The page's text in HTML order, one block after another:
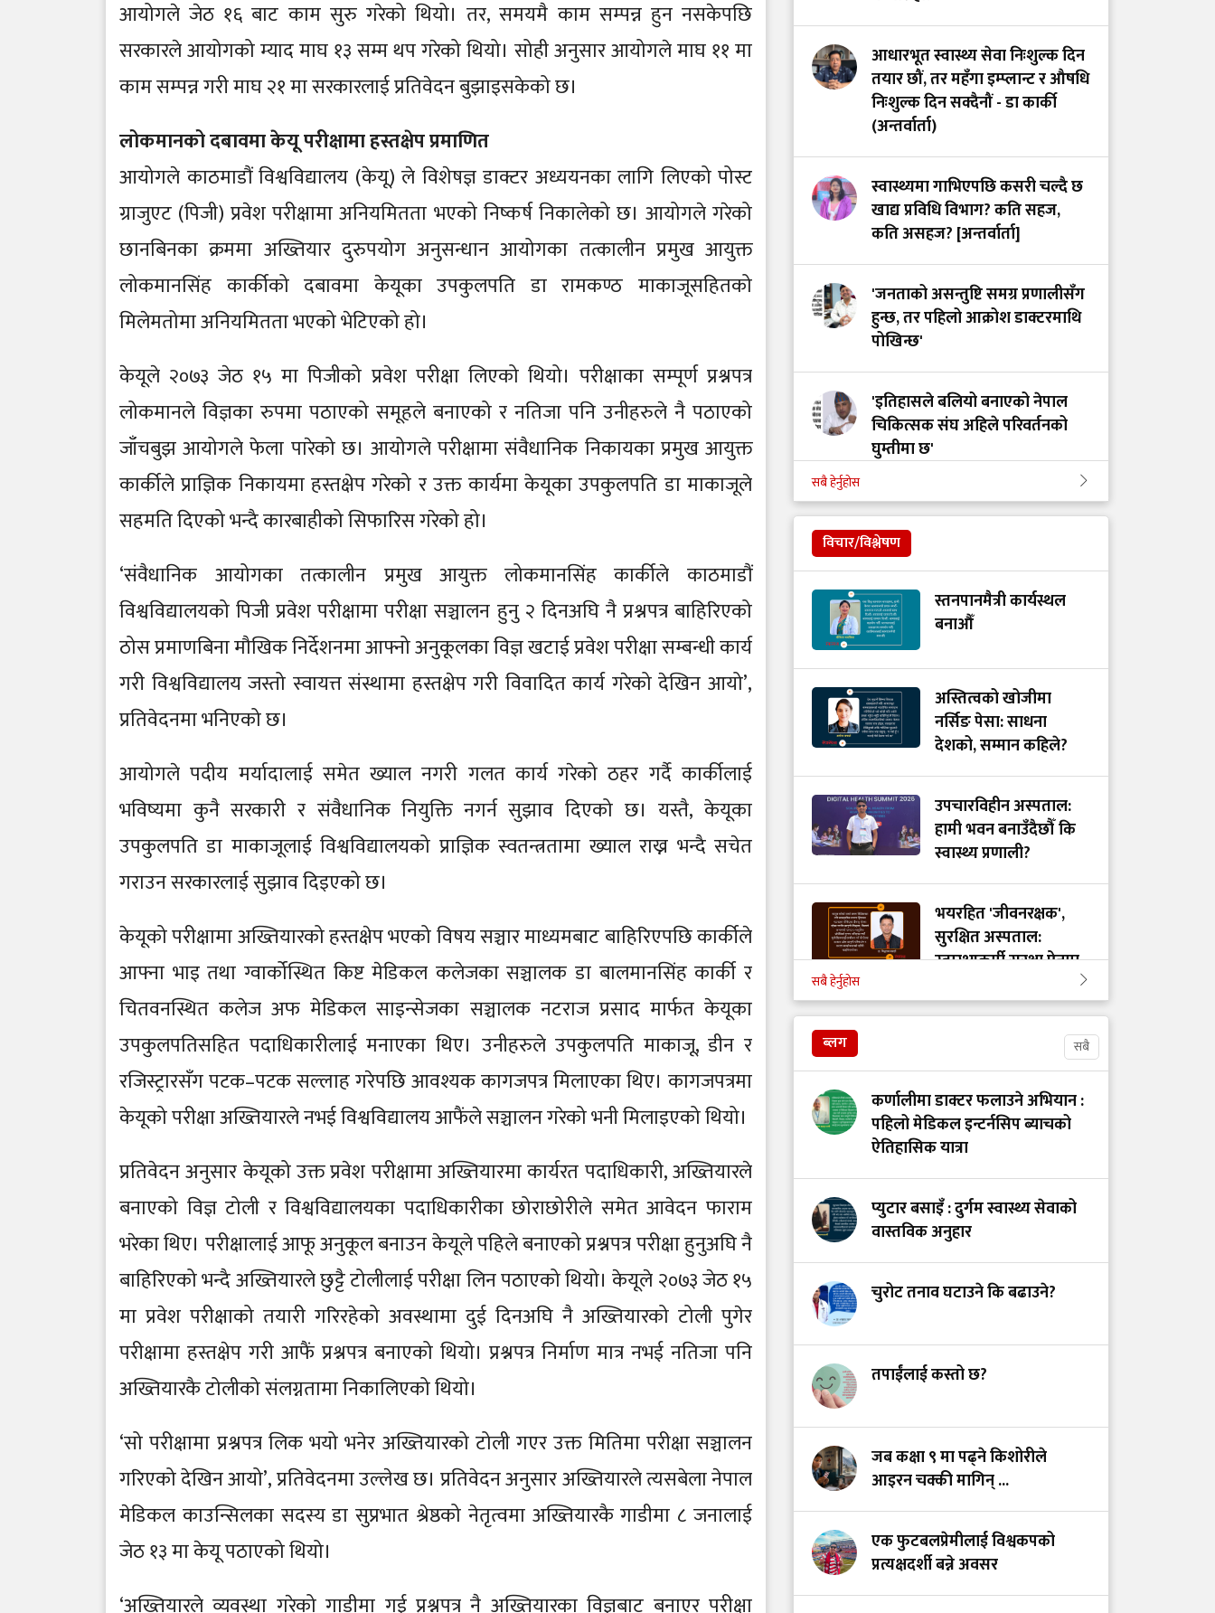
आयोगले जेठ १६ बाट काम सुरु गरेको थियो। तर, समयमै काम सम्पन्न हुन नसकेपछि
सरकारले आयोगको म्याद माघ १३ सम्म थप गरेको थियो। सोही अनुसार आयोगले माघ ११ मा
काम सम्पन्न गरी माघ २१ मा सरकारलाई प्रतिवेदन बुझाइसकेको छ।
लोकमानको दबावमा केयू परीक्षामा हस्तक्षेप प्रमाणित
आयोगले काठमाडौं विश्वविद्यालय (केयू) ले विशेषज्ञ डाक्टर अध्ययनका लागि लिएको पोस्ट
ग्राजुएट (पिजी) प्रवेश परीक्षामा अनियमितता भएको निष्कर्ष निकालेको छ। आयोगले गरेको
छानबिनका क्रममा अख्तियार दुरुपयोग अनुसन्धान आयोगका तत्कालीन प्रमुख आयुक्त
लोकमानसिंह कार्कीको दबावमा केयूका उपकुलपति डा रामकण्ठ माकाजूसहितको
मिलेमतोमा अनियमितता भएको भेटिएको हो।
केयूले २०७३ जेठ १५ मा पिजीको प्रवेश परीक्षा लिएको थियो। परीक्षाका सम्पूर्ण प्रश्नपत्र
लोकमानले विज्ञका रुपमा पठाएको समूहले बनाएको र नतिजा पनि उनीहरुले नै पठाएको
जाँचबुझ आयोगले फेला पारेको छ। आयोगले परीक्षामा संवैधानिक निकायका प्रमुख आयुक्त
कार्कीले प्राज्ञिक निकायमा हस्तक्षेप गरेको र उक्त कार्यमा केयूका उपकुलपति डा माकाजूले
सहमति दिएको भन्दै कारबाहीको सिफारिस गरेको हो।
‘संवैधानिक आयोगका तत्कालीन प्रमुख आयुक्त लोकमानसिंह कार्कीले काठमाडौं
विश्वविद्यालयको पिजी प्रवेश परीक्षामा परीक्षा सञ्चालन हुनु २ दिनअघि नै प्रश्नपत्र बाहिरिएको
ठोस प्रमाणबिना मौखिक निर्देशनमा आफ्नो अनुकूलका विज्ञ खटाई प्रवेश परीक्षा सम्बन्धी कार्य
गरी विश्वविद्यालय जस्तो स्वायत्त संस्थामा हस्तक्षेप गरी विवादित कार्य गरेको देखिन आयो’,
प्रतिवेदनमा भनिएको छ।
आयोगले पदीय मर्यादालाई समेत ख्याल नगरी गलत कार्य गरेको ठहर गर्दै कार्कीलाई
भविष्यमा कुनै सरकारी र संवैधानिक नियुक्ति नगर्न सुझाव दिएको छ। यस्तै, केयूका
उपकुलपति डा माकाजूलाई विश्वविद्यालयको प्राज्ञिक स्वतन्त्रतामा ख्याल राख्न भन्दै सचेत
गराउन सरकारलाई सुझाव दिइएको छ।
केयूको परीक्षामा अख्तियारको हस्तक्षेप भएको विषय सञ्चार माध्यमबाट बाहिरिएपछि कार्कीले
आफ्ना भाइ तथा ग्वार्कोस्थित किष्ट मेडिकल कलेजका सञ्चालक डा बालमानसिंह कार्की र
चितवनस्थित कलेज अफ मेडिकल साइन्सेजका सञ्चालक नटराज प्रसाद मार्फत केयूका
उपकुलपतिसहित पदाधिकारीलाई मनाएका थिए। उनीहरुले उपकुलपति माकाजू, डीन र
रजिस्ट्रारसँग पटक–पटक सल्लाह गरेपछि आवश्यक कागजपत्र मिलाएका थिए। कागजपत्रमा
केयूको परीक्षा अख्तियारले नभई विश्वविद्यालय आफैंले सञ्चालन गरेको भनी मिलाइएको थियो।
प्रतिवेदन अनुसार केयूको उक्त प्रवेश परीक्षामा अख्तियारमा कार्यरत पदाधिकारी, अख्तियारले
बनाएको विज्ञ टोली र विश्वविद्यालयका पदाधिकारीका छोराछोरीले समेत आवेदन फाराम
भरेका थिए। परीक्षालाई आफू अनुकूल बनाउन केयूले पहिले बनाएको प्रश्नपत्र परीक्षा हुनुअघि नै
बाहिरिएको भन्दै अख्तियारले छुट्टै टोलीलाई परीक्षा लिन पठाएको थियो। केयूले २०७३ जेठ १५
मा प्रवेश परीक्षाको तयारी गरिरहेको अवस्थामा दुई दिनअघि नै अख्तियारको टोली पुगेर
परीक्षामा हस्तक्षेप गरी आफैं प्रश्नपत्र बनाएको थियो। प्रश्नपत्र निर्माण मात्र नभई नतिजा पनि
अख्तियारकै टोलीको संलग्नतामा निकालिएको थियो।
‘सो परीक्षामा प्रश्नपत्र लिक भयो भनेर अख्तियारको टोली गएर उक्त मितिमा परीक्षा सञ्चालन
गरिएको देखिन आयो’, प्रतिवेदनमा उल्लेख छ। प्रतिवेदन अनुसार अख्तियारले त्यसबेला नेपाल
मेडिकल काउन्सिलका सदस्य डा सुप्रभात श्रेष्ठको नेतृत्वमा अख्तियारकै गाडीमा ८ जनालाई
जेठ १३ मा केयू पठाएको थियो।
प्युटार बसाइँ : दुर्गम
स्वास्थ्य सेवाको वास्तविक
अनुहार
आधारभूत स्वास्थ्य सेवा निःशुल्क दिन
तयार छौं, तर महँगा इम्प्लान्ट र औषधि
निःशुल्क दिन सक्दैनौं - डा कार्की
(अन्तर्वार्ता)
स्वास्थ्यमा गाभिएपछि कसरी चल्दै छ
खाद्य प्रविधि विभाग? कति सहज,
कति असहज? [अन्तर्वार्ता]
'जनताको असन्तुष्टि समग्र प्रणालीसँग
हुन्छ, तर पहिलो आक्रोश डाक्टरमाथि
पोखिन्छ'
'इतिहासले बलियो बनाएको नेपाल
चिकित्सक संघ अहिले परिवर्तनको
घुम्तीमा छ'
‘टिम मंगल' चुनावी समूह मात्र थिएन,
मेडिकल मुभमेन्ट हो : डा. मंगल रावल
'हरेक टाउको दुखाइ ब्रेन ट्युमर होइन,
यी लक्षणहरू देखिए हुनसक्छ जोखिम'
डा. अमात्यलाई प्रश्न– धेरै हेडफोन वा
इयरफोनको प्रयोगले कानमा असर
गर्छ ?
सबै हेर्नुहोस
विचार/विश्लेषण
स्तनपानमैत्री कार्यस्थल
बनाऔँ
अस्तित्वको खोजीमा
नर्सिङ पेसा: साधना
देशको, सम्मान कहिले?
उपचारविहीन अस्पताल:
हामी भवन बनाउँदैछौँ कि
स्वास्थ्य प्रणाली?
भयरहित 'जीवनरक्षक',
सुरक्षित अस्पताल:
स्वास्थ्यकर्मी सुरक्षा ऐनमा
अपरिहार्यता
डाँडापारिको स्वास्थ्य:
भूगोल, समुदाय र
जनस्वास्थ्यबीचको सम्बन्ध
स्वास्थ्यकर्मी असुरक्षित
हुँदा जोखिममा स्वास्थ्य
सेवा: उपचार गर्नेलाई
हातपात हैन सम्मान दिउँ
र आजको यथार्थ
सबै हेर्नुहोस
ब्लग सबै
कर्णालीमा डाक्टर फलाउने अभियान :
पहिलो मेडिकल इन्टर्नसिप ब्याचको
ऐतिहासिक यात्रा
प्युटार बसाइँ : दुर्गम स्वास्थ्य सेवाको
वास्तविक अनुहार
चुरोट तनाव घटाउने कि बढाउने?
तपाईंलाई कस्तो छ?
जब कक्षा ९ मा पढ्ने किशोरीले
आइरन चक्की मागिन् ...
एक फुटबलप्रेमीलाई विश्वकपको
प्रत्यक्षदर्शी बन्ने अवसर